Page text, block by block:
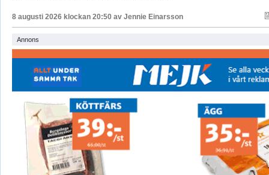
8 augusti 2026 klockan 20:50 av Jennie Einarsson
Annons